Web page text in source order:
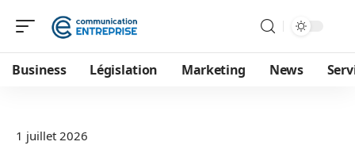
Business Législation Marketing News
1 juillet 2026